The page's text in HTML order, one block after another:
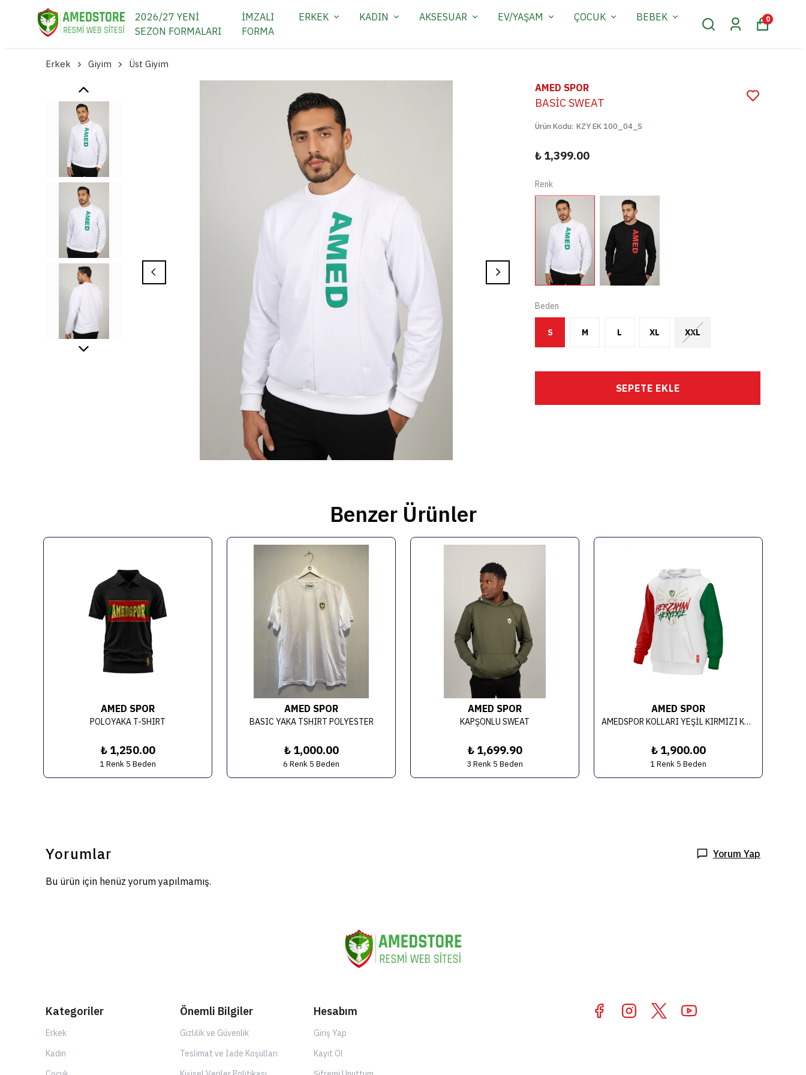
2026/27 YENİ
SEZON FORMALARI
İMZALI
FORMA
ERKEK KADIN AKSESUAR EV/YAŞAM ÇOCUK BEBEK 0
Erkek Giyim Üst Giyim
AMED SPOR
BASİC SWEAT
Ürün Kodu: KZY EK 100_04_S
₺ 1,399.00
Renk
Beden
S M L XL XXL
SEPETE EKLE
Benzer Ürünler
AMED SPOR
POLOYAKA T-SHIRT
₺ 1,250.00
1 Renk 5 Beden
AMED SPOR
BASIC YAKA TSHIRT POLYESTER
₺ 1,000.00
6 Renk 5 Beden
AMED SPOR
KAPŞONLU SWEAT
₺ 1,699.90
3 Renk 5 Beden
AMED SPOR
AMEDSPOR KOLLARI YEŞİL KIRMIZI KAPÜŞONLU SWEAT
₺ 1,900.00
1 Renk 5 Beden
Yorumlar Yorum Yap
Bu ürün için henüz yorum yapılmamış.
Kategoriler
Erkek
Kadın
Önemli Bilgiler
Gizlilik ve Güvenlik
Teslimat ve İade Koşulları
Hesabım
Giriş Yap
Kayıt Ol